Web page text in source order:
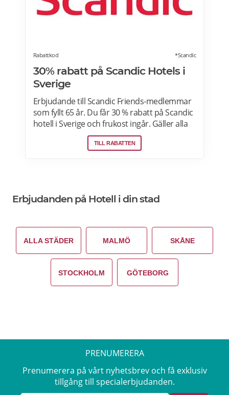
Rabattkod *Scandic
30% rabatt på Scandic Hotels i
Sverige
Erbjudande till Scandic Friends-medlemmar
som fyllt 65 år. Du får 30 % rabatt på Scandic
hotell i Sverige och frukost ingår. Gäller alla
dagar i veckan i mån av plats, boka på webb
eller app med koden FG. Läs mer om
TILL RABATTEN
Erbjudanden på Hotell i din stad
ALLA STÄDER MALMÖ SKÅNE
STOCKHOLM GÖTEBORG
PRENUMERERA
Prenumerera på vårt nyhetsbrev och få exklusiv
tillgång till specialerbjudanden.